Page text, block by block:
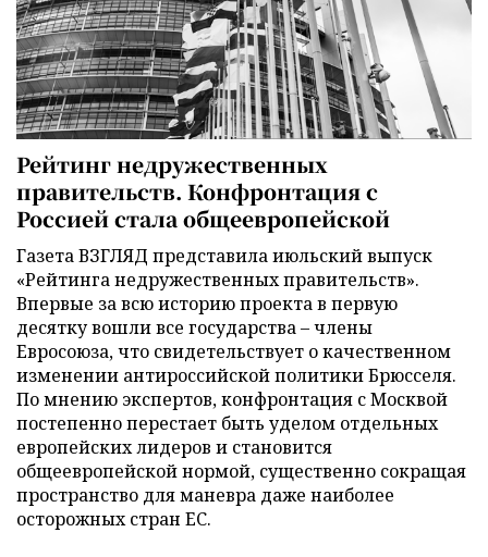
Рейтинг недружественных
правительств. Конфронтация с
Россией стала общеевропейской
Газета ВЗГЛЯД представила июльский выпуск
«Рейтинга недружественных правительств».
Впервые за всю историю проекта в первую
десятку вошли все государства – члены
Евросоюза, что свидетельствует о качественном
изменении антироссийской политики Брюсселя.
По мнению экспертов, конфронтация с Москвой
постепенно перестает быть уделом отдельных
европейских лидеров и становится
общеевропейской нормой, существенно сокращая
пространство для маневра даже наиболее
осторожных стран ЕС.